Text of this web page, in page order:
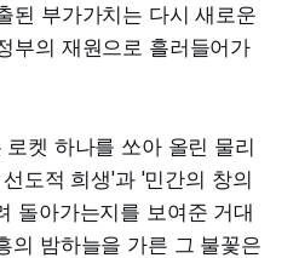
된 부가가치는 다시 새로운
부의 재원으로 흘러들어가
켓 하나를 쏘아 올린 물리
도적 희생'과 '민간의 창의
돌아가는지를 보여준 거대
의 밤하늘을 가른 그 불꽃은